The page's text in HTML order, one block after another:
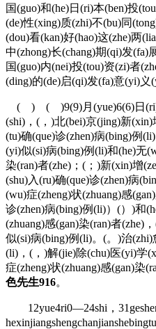
国(guo)和(he)日(ri)本(ben)投
(de)性(xing)质(zhi)不(bu)同
(dou)看(kan)好(hao)这(zhe)两
中(zhong)长(chang)期(qi)发(fa)
国(guo)内(nei)投(tou)资(zi)者
(ding)的(de)启(qi)发(fa)意(yi)义
( ) ( )9(9)月(yue)6(6)日
(shi)，(，)北(bei)京(jing)新(xin)
(tu)确(que)诊(zhen)病(bing)例
(yi)似(si)病(bing)例(li)和(he)无
染(ran)者(zhe)；(；)新(xin)增
(shu)入(ru)确(que)诊(zhen)病
(wu)症(zheng)状(zhuang)感
诊(zhen)病(bing)例(li)）(）)和
(zhuang)感(gan)染(ran)者(zhe)
似(si)病(bing)例(li)。(。)治(zhi)
(li)，(，)解(jie)除(chu)医(yi)学
症(zheng)状(zhuang)感(gan)染
色先生916。
12yue4ri0—24shi，